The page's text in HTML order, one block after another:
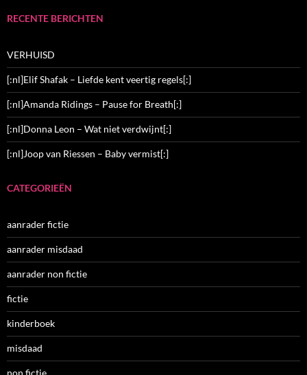
RECENTE BERICHTEN
VERHUISD
[:nl]Elif Shafak – Liefde kent veertig regels[:]
[:nl]Amanda Ridings – Pause for Breath[:]
[:nl]Donna Leon – Wat niet verdwijnt[:]
[:nl]Joop van Riessen – Baby vermist[:]
CATEGORIEËN
aanrader fictie
aanrader misdaad
aanrader non fictie
fictie
kinderboek
misdaad
non fictie